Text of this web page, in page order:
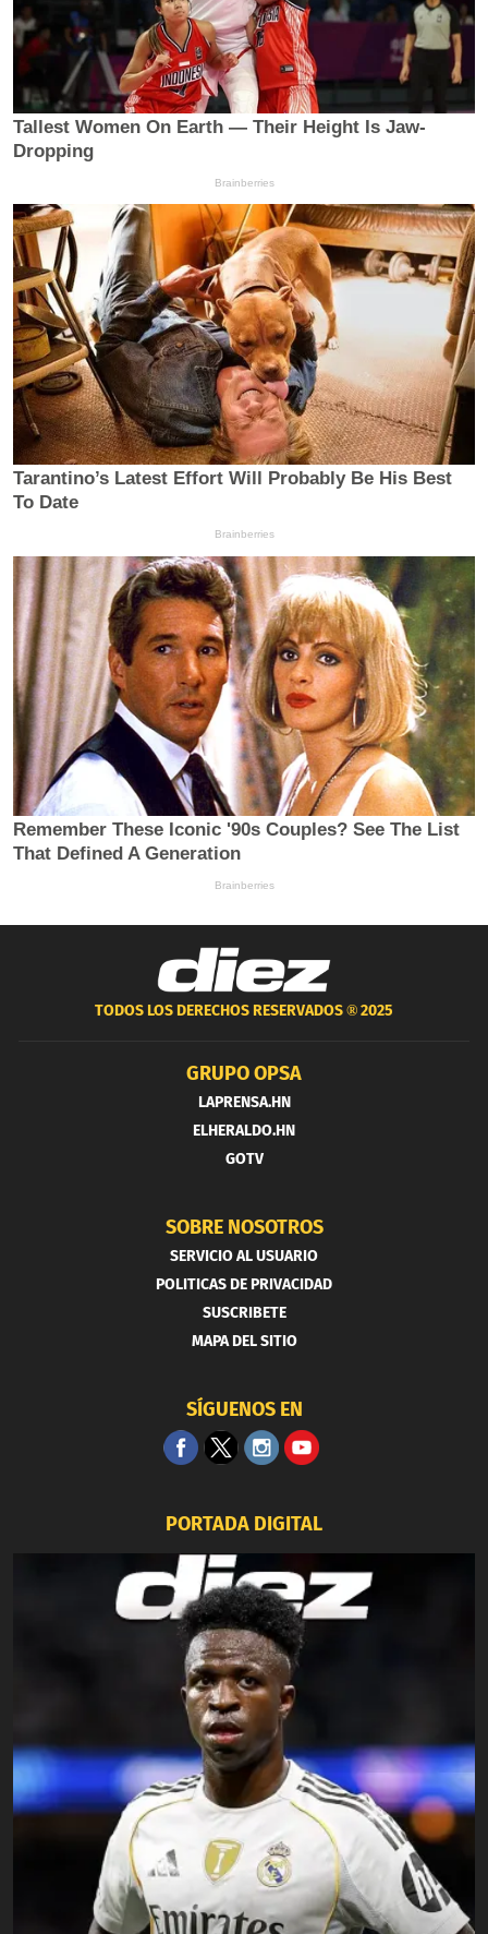
TODOS LOS DERECHOS RESERVADOS ®2025
GRUPO OPSA
LAPRENSA.HN
ELHERALDO.HN
GOTV
SOBRE NOSOTROS
SERVICIO AL USUARIO
POLITICAS DE PRIVACIDAD
SUSCRIBETE
MAPA DEL SITIO
SÍGUENOS EN
PORTADA DIGITAL